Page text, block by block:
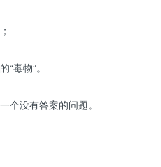
“毒物”。
个没有答案的问题。